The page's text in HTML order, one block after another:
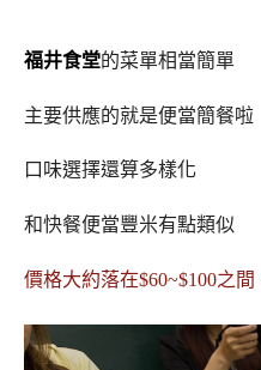
福井食堂的菜單相當簡單
主要供應的就是便當簡餐啦
口味選擇還算多樣化
和快餐便當豐米有點類似
價格大約落在$60~$100之間